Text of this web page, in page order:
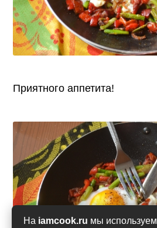
На iamcook.ru мы используем
Приятного аппетита!